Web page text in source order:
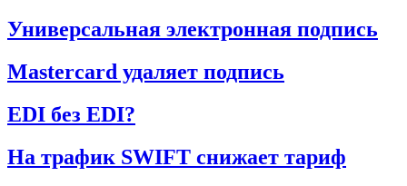
Универсальная электронная подпись
Mastercard удаляет подпись
EDI без EDI?
На трафик SWIFT снижает тариф